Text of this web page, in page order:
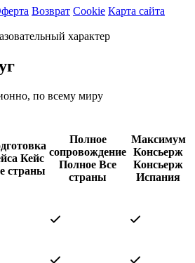
Возврат Cookie Карта сайта
характер
по всему миру
Кейс
страны
Полное
сопровождение
Полное Все
страны
Максимум
Консьерж
Консьерж
Испания